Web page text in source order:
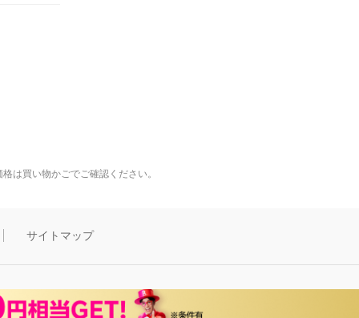
は買い物かごでご確認ください。
サイトマップ